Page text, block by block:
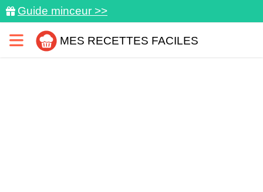
Guide minceur >>
MES RECETTES FACILES